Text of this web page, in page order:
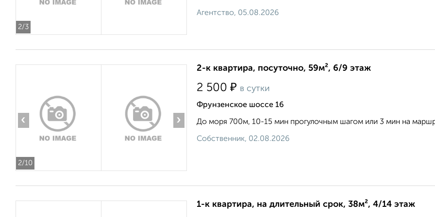
2/3
Агентство, 05.08.2026
2/10
‹ ›
2-к квартира, посуточно, 59м², 6/9 этаж
2 500 ₽ в сутки
Фрунзенское шоссе 16
До моря 700м, 10-15 мин прогулочным шагом или 3 мин на
Собственник, 02.08.2026
1-к квартира, на длительный срок, 38м², 4/14 этаж